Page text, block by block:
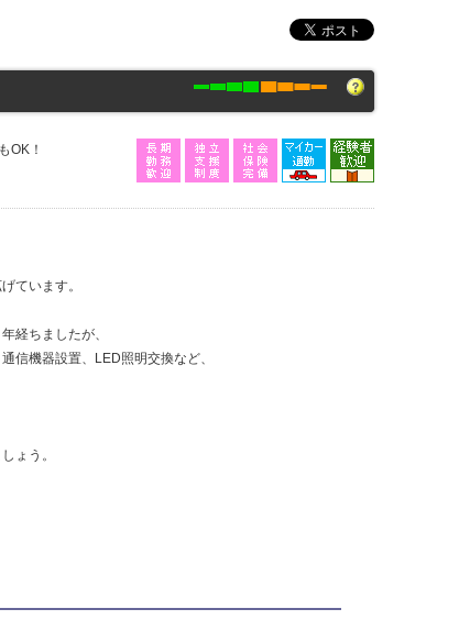
OK！
ています。
経ちましたが、
信機器設置、LED照明交換など、
ょう。